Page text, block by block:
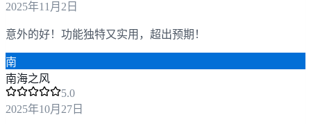
2025年11月2日
意外的好！功能独特又实用，超出预期！
南
南海之风
5.0
2025年10月27日